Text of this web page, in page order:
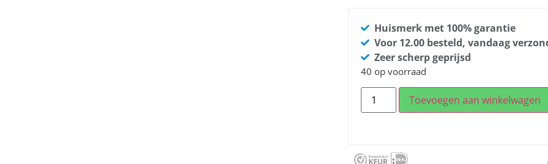
Huismerk met 100% garantie
Voor 12.00 besteld, vandaag
Zeer scherp geprijsd
40 op voorraad
Toevoegen aan winkelwagen